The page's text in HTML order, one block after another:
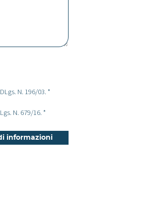
N. 196/03. *
N. 679/16. *